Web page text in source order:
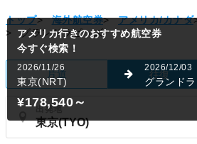
トップ> 海外航空券> アメリカ/カナダ
>
グランドラピッズ
片道 往復
出発地
アメリカ行きのおすすめ航空券
今すぐ検索！
2026/11/26
東京(NRT)
2026/12/03
グランド
¥178,540～